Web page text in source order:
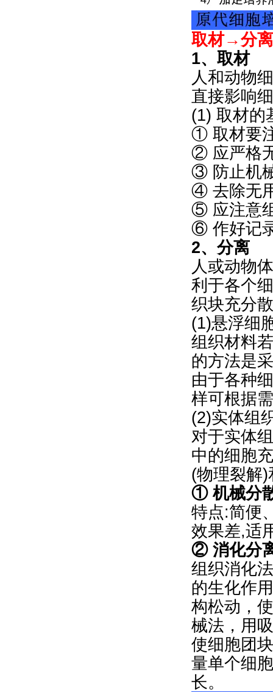
取材→分
1、取材
人和动物
直接影响
(1) 取材的
① 取材要
② 应严格
③ 防止机
④ 去除无
⑤ 应注意
⑥ 作好记
2、分离
人或动物
利于各个
织块充分
(1)悬浮细
组织材料
的方法是
由于各种
样可根据
(2)实体组
对于实体
中的细胞
(物理裂解
① 机械分
特点:简便
效果差,适
② 消化分
组织消化
的生化作
构松动，
械法，用
使细胞团
量单个细
长。